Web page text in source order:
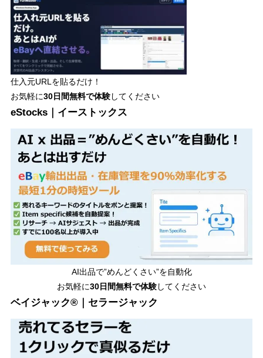
仕入元URLを貼るだけ！
お気軽に30日間無料で体験してください
eStocks｜イーストックス
AI出品で”めんどくさい”を自動化
お気軽に30日間無料で体験してください
ベイジャック®｜セラージャック